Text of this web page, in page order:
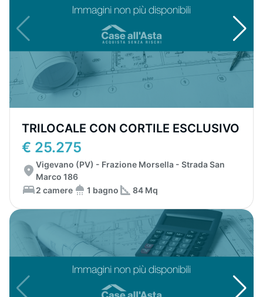
TRILOCALE CON CORTILE ESCLUSIVO
€ 25.275
Vigevano (PV) - Frazione Morsella - Strada San
Marco 186
2 camere
1 bagno 84 Mq